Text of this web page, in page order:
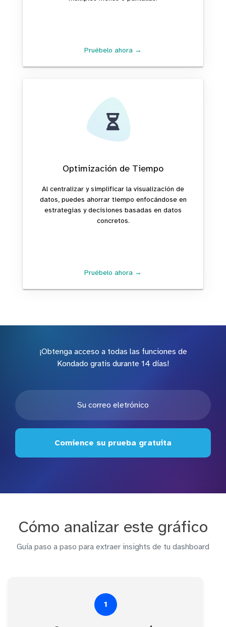
Pruébelo ahora →
Optimización de Tiempo
Al centralizar y simplificar la visualización de
datos, puedes ahorrar tiempo enfocándose en
estrategias y decisiones basadas en datos
concretos.
Pruébelo ahora →
¡Obtenga acceso a todas las funciones de
Kondado gratis durante 14 días!
Comience su prueba gratuita
Cómo analizar este gráfico
Guía paso a paso para extraer insights de tu dashboard
1